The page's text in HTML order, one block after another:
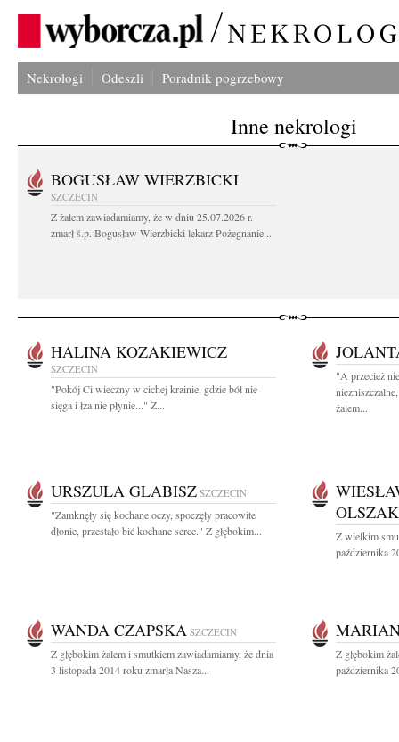
Nekrologi Odeszli Poradnik pogrzebowy
Inne nekrologi
BOGUSŁAW WIERZBICKI
SZCZECIN
Z żalem zawiadamiamy, że w dniu 25.07.2026 r.
zmarł ś.p. Bogusław Wierzbicki lekarz Pożegnanie...
HALINA KOZAKIEWICZ
SZCZECIN
"Pokój Ci wieczny w cichej krainie, gdzie ból nie
sięga i łza nie płynie..." Z...
"A przecież
żalem...
URSZULA GLABISZ SZCZECIN
"Zamknęły się kochane oczy, spoczęły pracowite
dłonie, przestało bić kochane serce." Z głębokim...
OLSZAK
Z wielkim
października
WANDA CZAPSKA SZCZECIN
Z głębokim żalem i smutkiem zawiadamiamy, że dnia
3 listopada 2014 roku zmarła Nasza...
Z głębokim
października